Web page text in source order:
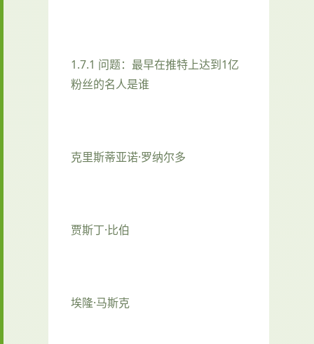
1.7.1 问题：最早在推特上达到1亿
粉丝的名人是谁
克里斯蒂亚诺·罗纳尔多
贾斯丁·比伯
埃隆·马斯克